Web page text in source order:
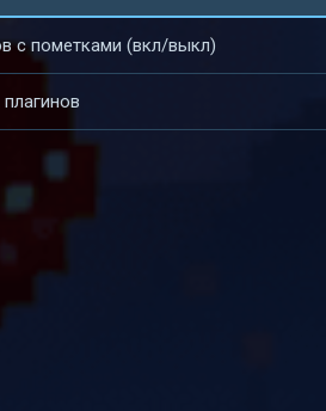
с пометками (вкл/выкл)